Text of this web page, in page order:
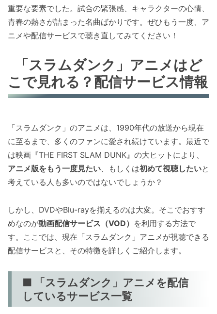
重要な要素でした。試合の緊張感、キャラクターの心情、
青春の熱さが詰まった名曲ばかりです。ぜひもう一度、ア
ニメや配信サービスで聴き直してみてください！
「スラムダンク」アニメはど
こで見れる？配信サービス情報
「スラムダンク」のアニメは、1990年代の放送から現在
に至るまで、多くのファンに愛され続けています。最近で
は映画『THE FIRST SLAM DUNK』の大ヒットにより、
アニメ版をもう一度見たい 、もしくは初めて視聴したいと
考えている人も多いのではないでしょうか？
しかし、DVDやBlu-rayを揃えるのは大変。そこでおすす
めなのが動画配信サービス（VOD） を利用する方法で
す。ここでは、現在「スラムダンク」アニメが視聴できる
配信サービスと、その特徴を詳しくご紹介します。
■ 「スラムダンク」アニメを配信
しているサービス一覧